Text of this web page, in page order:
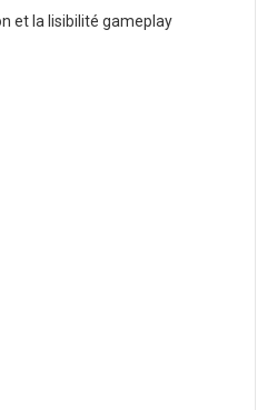
et la lisibilité gameplay